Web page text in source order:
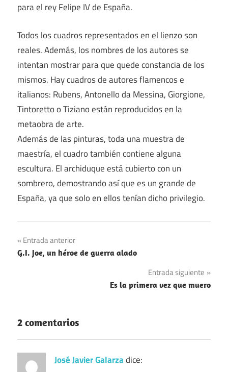
para el rey Felipe IV de España.
Todos los cuadros representados en el lienzo son
reales. Además, los nombres de los autores se
intentan mostrar para que quede constancia de los
mismos. Hay cuadros de autores flamencos e
italianos: Rubens, Antonello da Messina, Giorgione,
Tintoretto o Tiziano están reproducidos en la
metaobra de arte.
Además de las pinturas, toda una muestra de
maestría, el cuadro también contiene alguna
escultura. El archiduque está cubierto con un
sombrero, demostrando así que es un grande de
España, ya que solo en ellos tenían dicho privilegio.
Navegación
de
Entrada anterior
G.I. Joe, un héroe de guerra alado
Entrada siguiente
Es la primera vez que muero
2 comentarios
José Javier Galarzadice: